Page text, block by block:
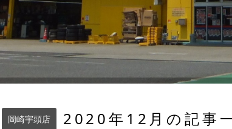
岡崎宇頭店 2020年12月の記事